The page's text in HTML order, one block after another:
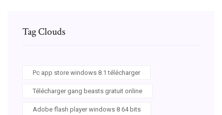
Tag Clouds
Pc app store windows 8.1 télécharger
Télécharger gang beasts gratuit online
Adobe flash player windows 8 64 bits